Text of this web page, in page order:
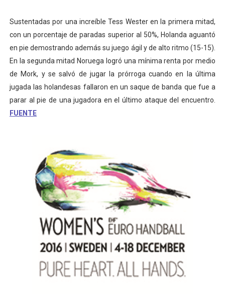
Sustentadas por una increíble Tess Wester en la primera mitad,
con un porcentaje de paradas superior al 50%, Holanda aguantó
en pie demostrando además su juego ágil y de alto ritmo (15-15).
En la segunda mitad Noruega logró una mínima renta por medio
de Mork, y se salvó de jugar la prórroga cuando en la última
jugada las holandesas fallaron en un saque de banda que fue a
parar al pie de una jugadora en el último ataque del encuentro.
FUENTE